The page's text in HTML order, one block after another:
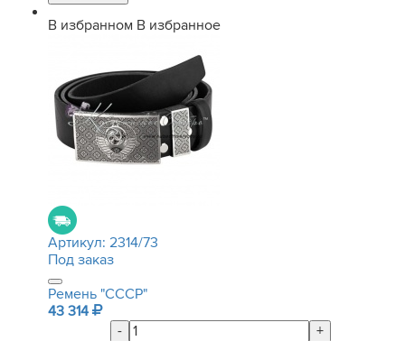
В избранном В избранное
Артикул: 2314/73
Под заказ
Ремень "СССР"
43 314
-
+